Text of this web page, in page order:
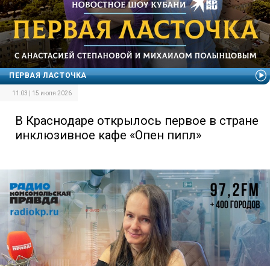
ПЕРВАЯ ЛАСТОЧКА
11:03 | 15 июля 2026
В Краснодаре открылось первое в стране
инклюзивное кафе «Опен пипл»